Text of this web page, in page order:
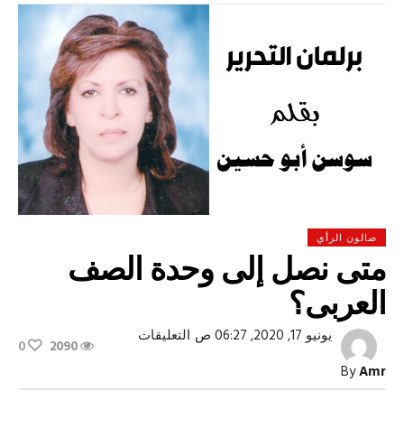
صالون الرأي
متى نصل إلى وحدة الصف
العربى؟
ByAmr
يونيو 17, 2020, 06:27 ص التعليقاتعلى
وحدة
2090
0